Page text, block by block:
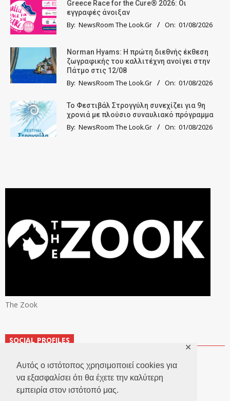
Αυτός ο ιστότοπος χρησιμοποιεί cookies για
να εξασφαλίσει ότι θα έχετε την καλύτερη
εμπειρία στον ιστότοπό μας.
✕
Greece Race for the Cure® 2026: Οι
εγγραφές άνοιξαν
By: NewsRoom The Look.Gr On: 01/08/2026
Norman Hyams: Η πρώτη διεθνής έκθεση
ζωγραφικής του καλλιτέχνη ανοίγει στην
Πάτμο στις 12/08
By: NewsRoom The Look.Gr On: 01/08/2026
Το Φεστιβάλ Στρογγύλη συνεχίζει για 9η
χρονιά με πλούσιο συναυλιακό πρόγραμμα
By: NewsRoom The Look.Gr On: 01/08/2026
The Zook
SOCIAL PROFILES